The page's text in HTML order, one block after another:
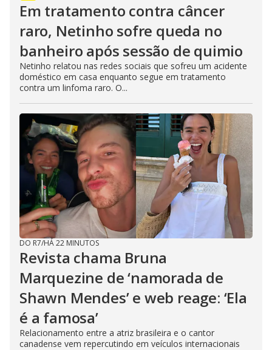
Em tratamento contra câncer
raro, Netinho sofre queda no
banheiro após sessão de quimio
Netinho relatou nas redes sociais que sofreu um acidente
doméstico em casa enquanto segue em tratamento
contra um linfoma raro. O...
DO R7/HÁ 22 MINUTOS
Revista chama Bruna
Marquezine de ‘namorada de
Shawn Mendes’ e web reage: ‘Ela
é a famosa’
Relacionamento entre a atriz brasileira e o cantor
canadense vem repercutindo em veículos internacionais